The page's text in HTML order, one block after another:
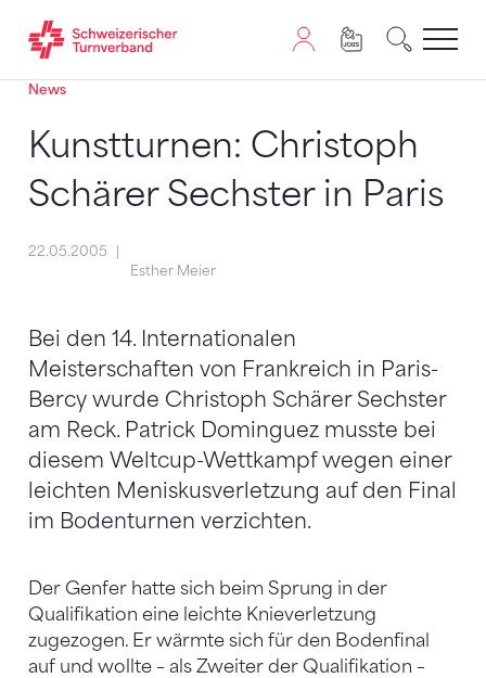
Zum Inhalt springen
Zur Sitemap navigieren
Zum Navigieren dieser Seite wird JavaScript benötigt.
News
Kunstturnen: Christoph
Schärer Sechster in Paris
22.05.2005
Esther Meier
Bei den 14. Internationalen
Meisterschaften von Frankreich in Paris-
Bercy wurde Christoph Schärer Sechster
am Reck. Patrick Dominguez musste bei
diesem Weltcup-Wettkampf wegen einer
leichten Meniskusverletzung auf den Final
im Bodenturnen verzichten.
Der Genfer hatte sich beim Sprung in der
Qualifikation eine leichte Knieverletzung
zugezogen. Er wärmte sich für den Bodenfinal
auf und wollte – als Zweiter der Qualifikation –